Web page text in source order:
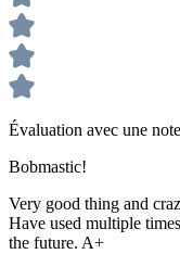
Évaluation avec une
Bobmastic!
Very good thing and
Have used multiple
the future. A+